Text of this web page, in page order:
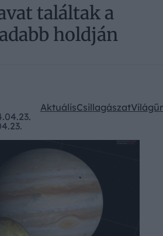
találtak a
holdján
Kategóriák:
AktuálisCsillagászatVilágűr